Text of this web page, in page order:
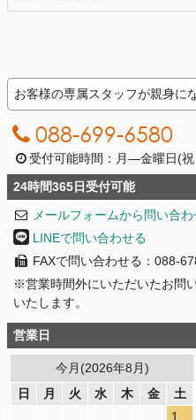
お客様の専属スタッフが親身に
088-699-6580
受付可能時間：月―金曜日(
24時間365日受付可能
メールフォームから問い合わ
LINEで問い合わせる
FAXで問い合わせる：088-
※営業時間外にいただいたお問
いたします。
営業日
今月(2026年8月)
日
月 火 水 木 金
土
1